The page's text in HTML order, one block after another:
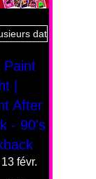
dates
|
After
- 90's
févr.